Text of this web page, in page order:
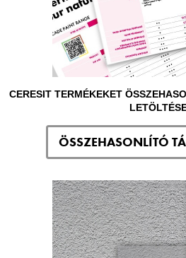
CERESIT TERMÉKEKET
ÖSSZEHASONLÍTÓ